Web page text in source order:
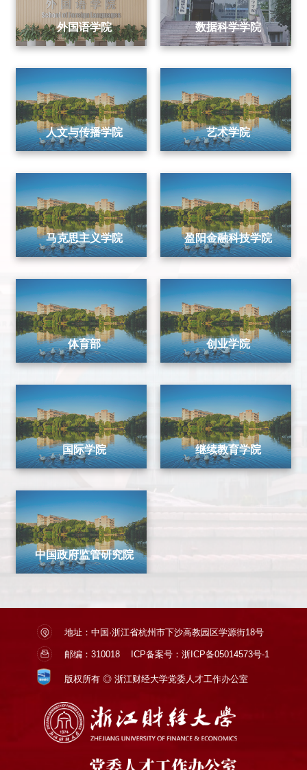
外国语学院 数据科学学院
人文与传播学院 艺术学院
马克思主义学院 盈阳金融科技学院
体育部 创业学院
国际学院 继续教育学院
中国政府监管研究院
地址：中国·浙江省杭州市下沙高教园区学源街18号
邮编：310018 ICP备案号：浙ICP备05014573号-1
版权所有 ◎ 浙江财经大学党委人才工作办公室